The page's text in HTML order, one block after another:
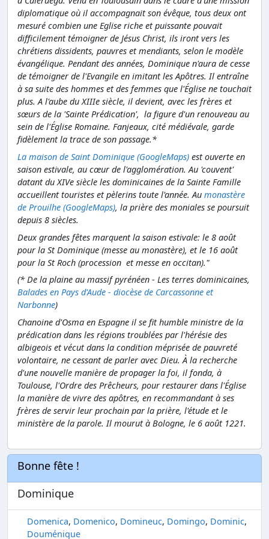
diplomatique où il accompagnait son évêque, tous deux ont
mesuré combien une Eglise riche et puissante pouvait
difficilement témoigner de Jésus Christ, ils iront vers les
chrétiens dissidents, pauvres et mendiants, selon le modèle
évangélique. Pendant des années, Dominique n'aura de cesse
de témoigner de l'Evangile en imitant les Apôtres. Il entraîne
à sa suite des hommes et des femmes que l'Église ne touchait
plus. A l'aube du XIIIe siècle, il devient, avec les frères et
sœurs de la 'Sainte Prédication', la figure d'un renouveau au
sein de l'Église Romaine. Fanjeaux, cité médiévale, garde
fidèlement la trace de son passage.*
La maison de Saint Dominique (GoogleMaps) est ouverte en
saison estivale, au cœur de l'agglomération. Au 'couvent'
datant du XIVe siècle les dominicaines de la Sainte Famille
accueillent touristes et pèlerins toute l'année. Au monastère
de Prouilhe (GoogleMaps), la prière des moniales se poursuit
depuis 8 siècles.
Deux grandes fêtes marquent la saison estivale: le 8 août
pour la St Dominique (messe au monastère), et le 16 août
pour la St Roch (procession et messe en occitan)."
(* De la plaine au massif pyrénéen - Les terres dominicaines,
Balades en Pays d'Aude - diocèse de Carcassonne et
Narbonne)
Chanoine d'Osma en Espagne il se fit humble ministre de la
prédication dans les régions troublées par l'hérésie des
albigeois et vécut dans la condition méprisée de pauvreté
volontaire, ne cessant de parler avec Dieu. À la recherche
d'une nouvelle manière de propager la foi, il fonda, à
Toulouse, l'Ordre des Prêcheurs, pour restaurer dans l'Église
la manière de vivre des apôtres, en recommandant à ses
frères de servir leur prochain par la prière, l'étude et le
ministère de la parole. Il mourut à Bologne, le 6 août 1221.
Bonne fête !
Dominique
Domenica, Domenico, Domineuc, Domingo, Dominic,
Douménique